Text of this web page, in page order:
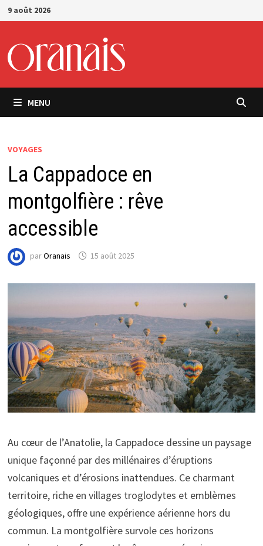
Passer
au
9 août 2026
MENU
VOYAGES
La Cappadoce en
montgolfière : rêve
accessible
parOranais 15 août 2025
Au cœur de l’Anatolie, la Cappadoce dessine un paysage
unique façonné par des millénaires d’éruptions
volcaniques et d’érosions inattendues. Ce charmant
territoire, riche en villages troglodytes et emblèmes
géologiques, offre une expérience aérienne hors du
commun. La montgolfière survole ces horizons